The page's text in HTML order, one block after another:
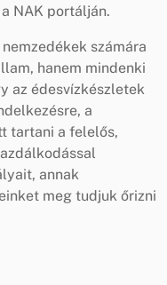
NAK portálján.
számára
hanem mindenki
az édesvízkészletek
a
tartani a felelős,
annak
meg tudjuk őrizni